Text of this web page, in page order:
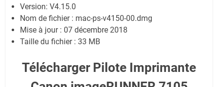
Version: V4.15.0
Nom de fichier : mac-ps-v4150-00.dmg
Mise à jour : 07 décembre 2018
Taille du fichier : 33 MB
Télécharger Pilote Imprimante